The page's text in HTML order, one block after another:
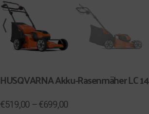
HUSQVARNA Akku-Rasenmäher LC
€519,00–€699,00